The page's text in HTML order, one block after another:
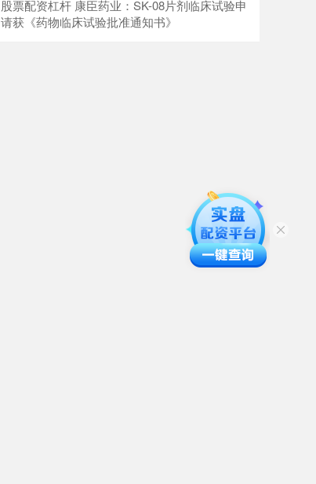
股票配资杠杆 康臣药业：SK-08片剂临床试验申
请获《药物临床试验批准通知书》